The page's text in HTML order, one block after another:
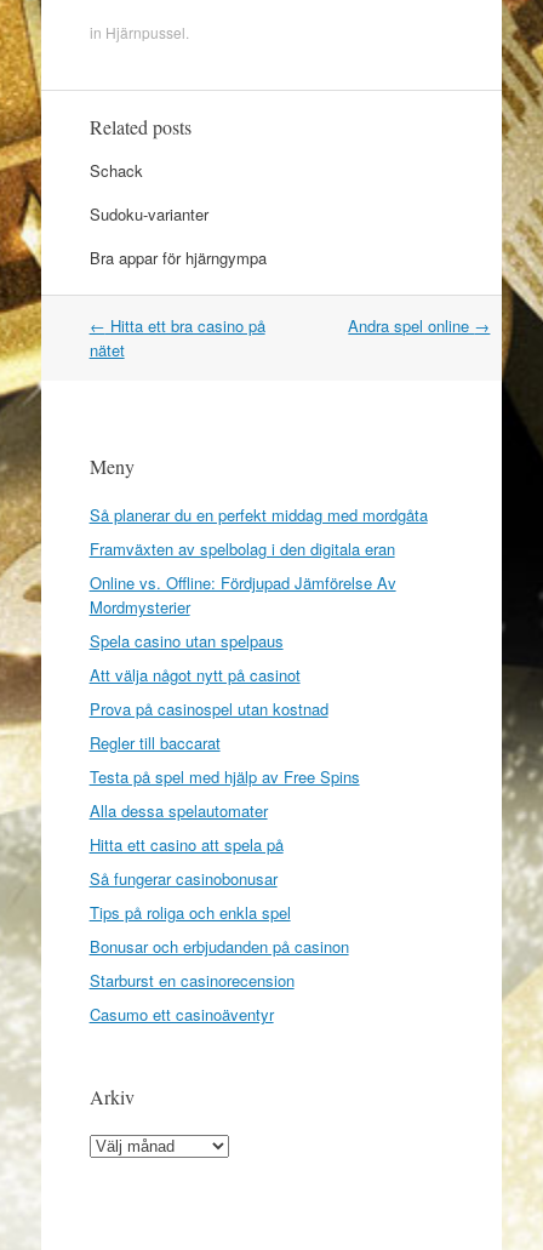
in Hjärnpussel
Related posts
Schack
Sudoku-varianter
Bra appar för hjärngympa
Post navigation
← Hitta ett bra casino på
nätet
Andra spel online →
Meny
Så planerar du en perfekt middag med mordgåta
Framväxten av spelbolag i den digitala eran
Online vs. Offline: Fördjupad Jämförelse Av
Mordmysterier
Spela casino utan spelpaus
Att välja något nytt på casinot
Prova på casinospel utan kostnad
Regler till baccarat
Testa på spel med hjälp av Free Spins
Alla dessa spelautomater
Hitta ett casino att spela på
Så fungerar casinobonusar
Tips på roliga och enkla spel
Bonusar och erbjudanden på casinon
Starburst en casinorecension
Casumo ett casinoäventyr
Arkiv
Arkiv